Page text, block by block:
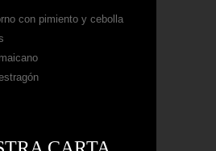
con pimiento y cebolla